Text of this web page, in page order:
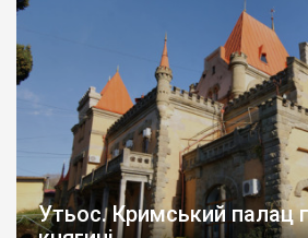
Утьос. Кримський палац